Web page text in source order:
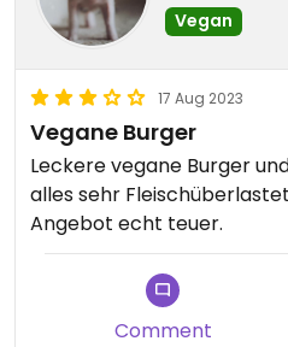
Vegan
17 Aug 2023
Vegane Burger
Leckere vegane Burger
alles sehr
Angebot echt teuer.
Comment